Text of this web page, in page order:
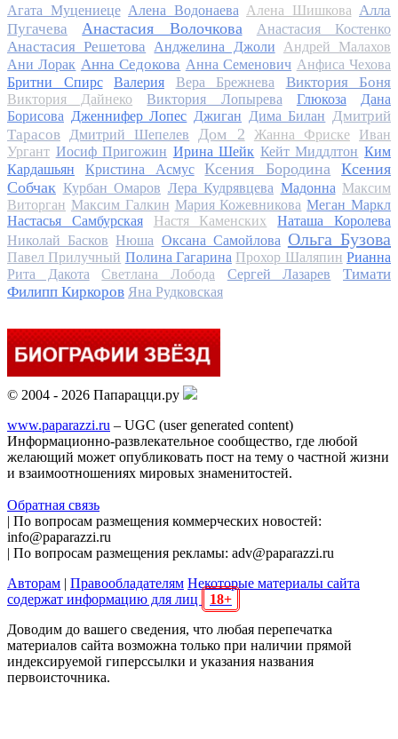
Агата Муцениеце Алена Водонаева Алена Шишкова Алла
Пугачева
Анастасия Волочкова Анастасия Костенко
Анастасия Решетова Анджелина Джоли
Андрей Малахов
Ани Лорак Анна Седокова Анна Семенович Анфиса Чехова
Бритни Спирс
Валерия Вера Брежнева Виктория Боня
Виктория Дайнеко Виктория Лопырева Глюкоза
Дана
Борисова Дженнифер Лопес Джиган Дима Билан
Дмитрий
Тарасов
Дмитрий Шепелев Дом 2 Жанна Фриске
Иван
Ургант Иосиф Пригожин Ирина Шейк Кейт Миддлтон Ким
Кардашьян
Кристина Асмус Ксения Бородина
Ксения
Собчак Курбан Омаров Лера Кудрявцева Мадонна Максим
Виторган Максим Галкин Мария Кожевникова Меган Маркл
Настасья Самбурская
Настя Каменских
Наташа Королева
Николай Басков Нюша Оксана Самойлова Ольга Бузова
Павел Прилучный Полина Гагарина Прохор Шаляпин Рианна
Рита Дакота
Светлана Лобода Сергей Лазарев
Тимати
Филипп Киркоров Яна Рудковская
© 2004 - 2026 Папарацци.ру
www.paparazzi.ru – UGC (user generated content)
Информационно-развлекательное сообщество, где любой
желающий может опубликовать пост на тему о частной жизни
и взаимоотношениях мировых знаменитостей.
Обратная связь
| По вопросам размещения коммерческих новостей:
info@paparazzi.ru
| По вопросам размещения рекламы: adv@paparazzi.ru
Авторам | Правообладателям Некоторые материалы сайта
содержат информацию для лиц
18+
Доводим до вашего сведения, что любая перепечатка
материалов сайта возможна только при наличии прямой
индексируемой гиперссылки и указания названия
первоисточника.